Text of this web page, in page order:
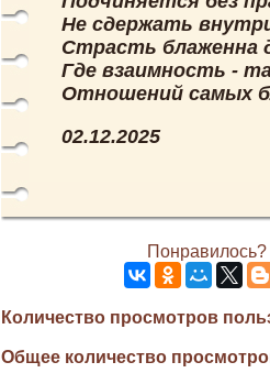
Не сдержать
Страсть блаженна
Где взаимность -
Отношений самых
02.12.2025
Понравилось?
Количество просмотров
Общее количество